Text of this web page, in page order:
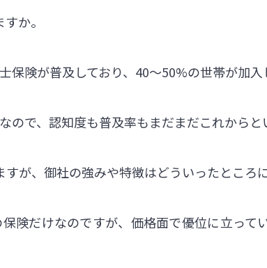
か。
保険が普及しており、40〜50%の世帯が加
ので、認知度も普及率もまだまだこれから
が、御社の強みや特徴はどういったところ
険だけなのですが、価格面で優位に立って